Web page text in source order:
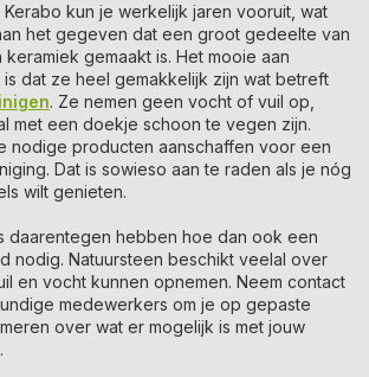
kun je werkelijk jaren vooruit, wat
het gegeven dat een groot gedeelte van
keramiek gemaakt is. Het mooie aan
dat ze heel gemakkelijk zijn wat betreft
. Ze nemen geen vocht of vuil op,
met een doekje schoon te vegen zijn.
nodige producten aanschaffen voor een
Dat is sowieso aan te raden als je nóg
wilt genieten.
daarentegen hebben hoe dan ook een
nodig. Natuursteen beschikt veelal over
en vocht kunnen opnemen. Neem contact
medewerkers om je op gepaste
over wat er mogelijk is met jouw